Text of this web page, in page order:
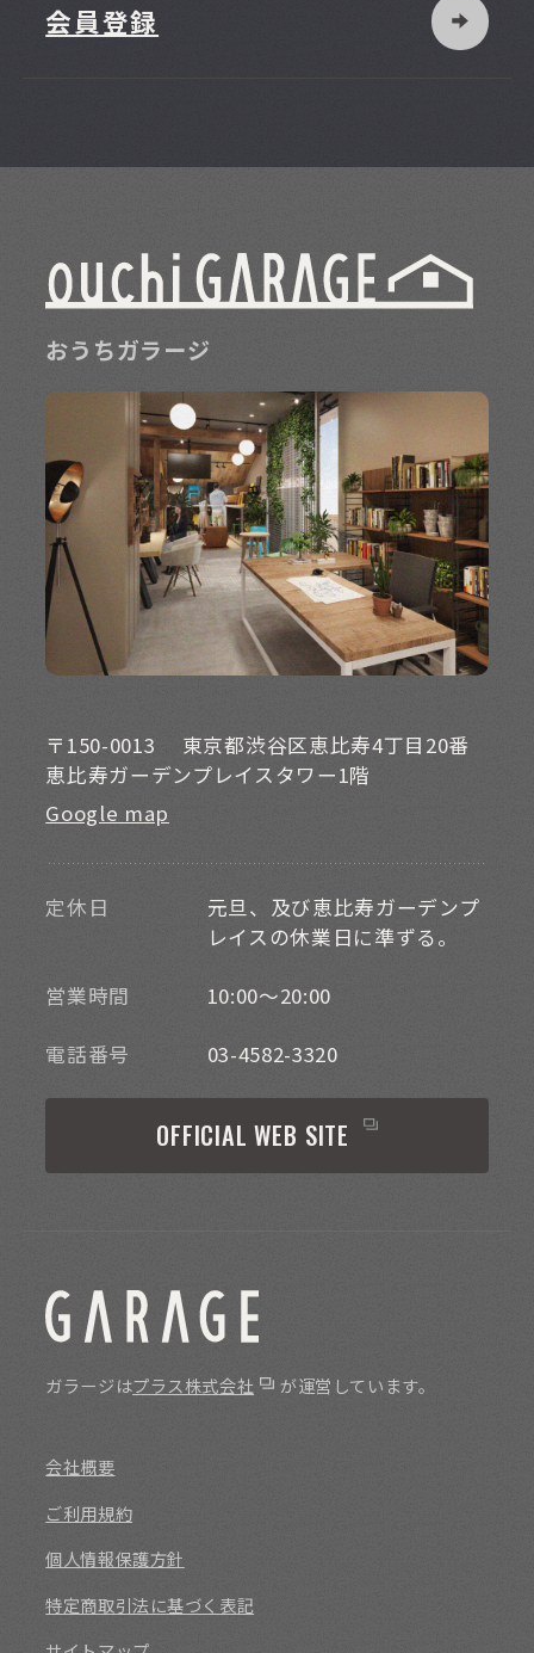
会員登録
おうちガラージ
〒150-0013
東京都渋谷区恵比寿4丁目20番
恵比寿ガーデンプレイスタワー1階
Google map
定休日
元旦、及び恵比寿ガーデンプ
レイスの休業日に準ずる。
営業時間 10:00～20:00
電話番号 03-4582-3320
OFFICIAL WEB SITE
ガラージはプラス株式会社 が運営しています。
会社概要
ご利用規約
個人情報保護方針
特定商取引法に基づく表記